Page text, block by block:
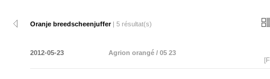
Oranje breedscheenjuffer| 5 résultat(s)
2012-05-23
Agrion orangé / 05 23